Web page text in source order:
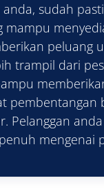
sudah
peluang
trampil dari
pembentangan
Pelanggan
mengenai